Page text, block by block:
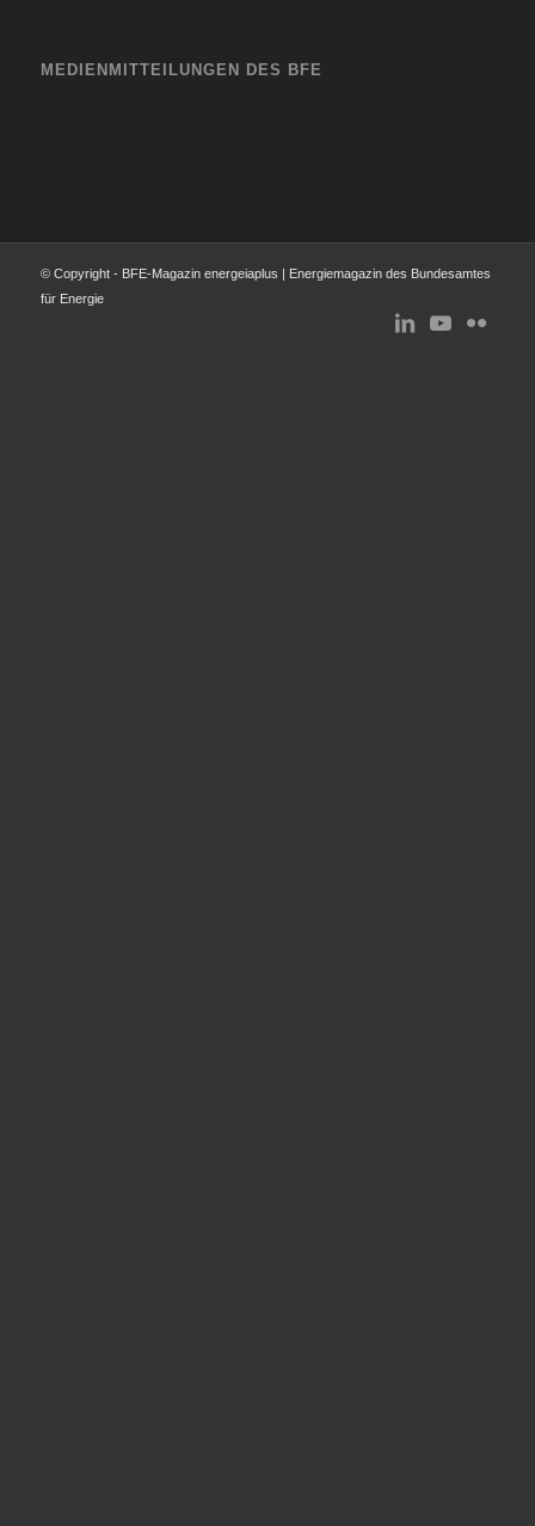
MEDIENMITTEILUNGEN DES BFE
© Copyright - BFE-Magazin energeiaplus | Energiemagazin des Bundesamtes
für Energie